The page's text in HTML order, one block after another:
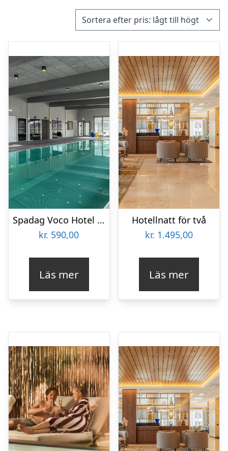
Spadag Voco Hotel för två
kr. 590,00
Läs mer
Hotellnatt för två
kr. 1.495,00
Läs mer